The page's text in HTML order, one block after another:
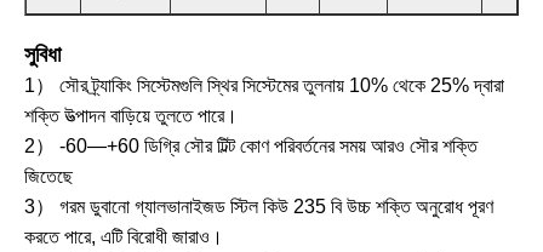
সুবিধা
1） সৌর ট্র্যাকিং সিস্টেমগুলি স্থির সিস্টেমের তুলনায় 10% থেকে 25% দ্বারা
শক্তি উত্পাদন বাড়িয়ে তুলতে পারে।
2） -60—+60 ডিগ্রি সৌর টিল্ট কোণ পরিবর্তনের সময় আরও সৌর শক্তি
জিতেছে
3） গরম ডুবানো গ্যালভানাইজড স্টিল কিউ 235 বি উচ্চ শক্তি অনুরোধ পূরণ
করতে পারে, এটি বিরোধী জারাও।